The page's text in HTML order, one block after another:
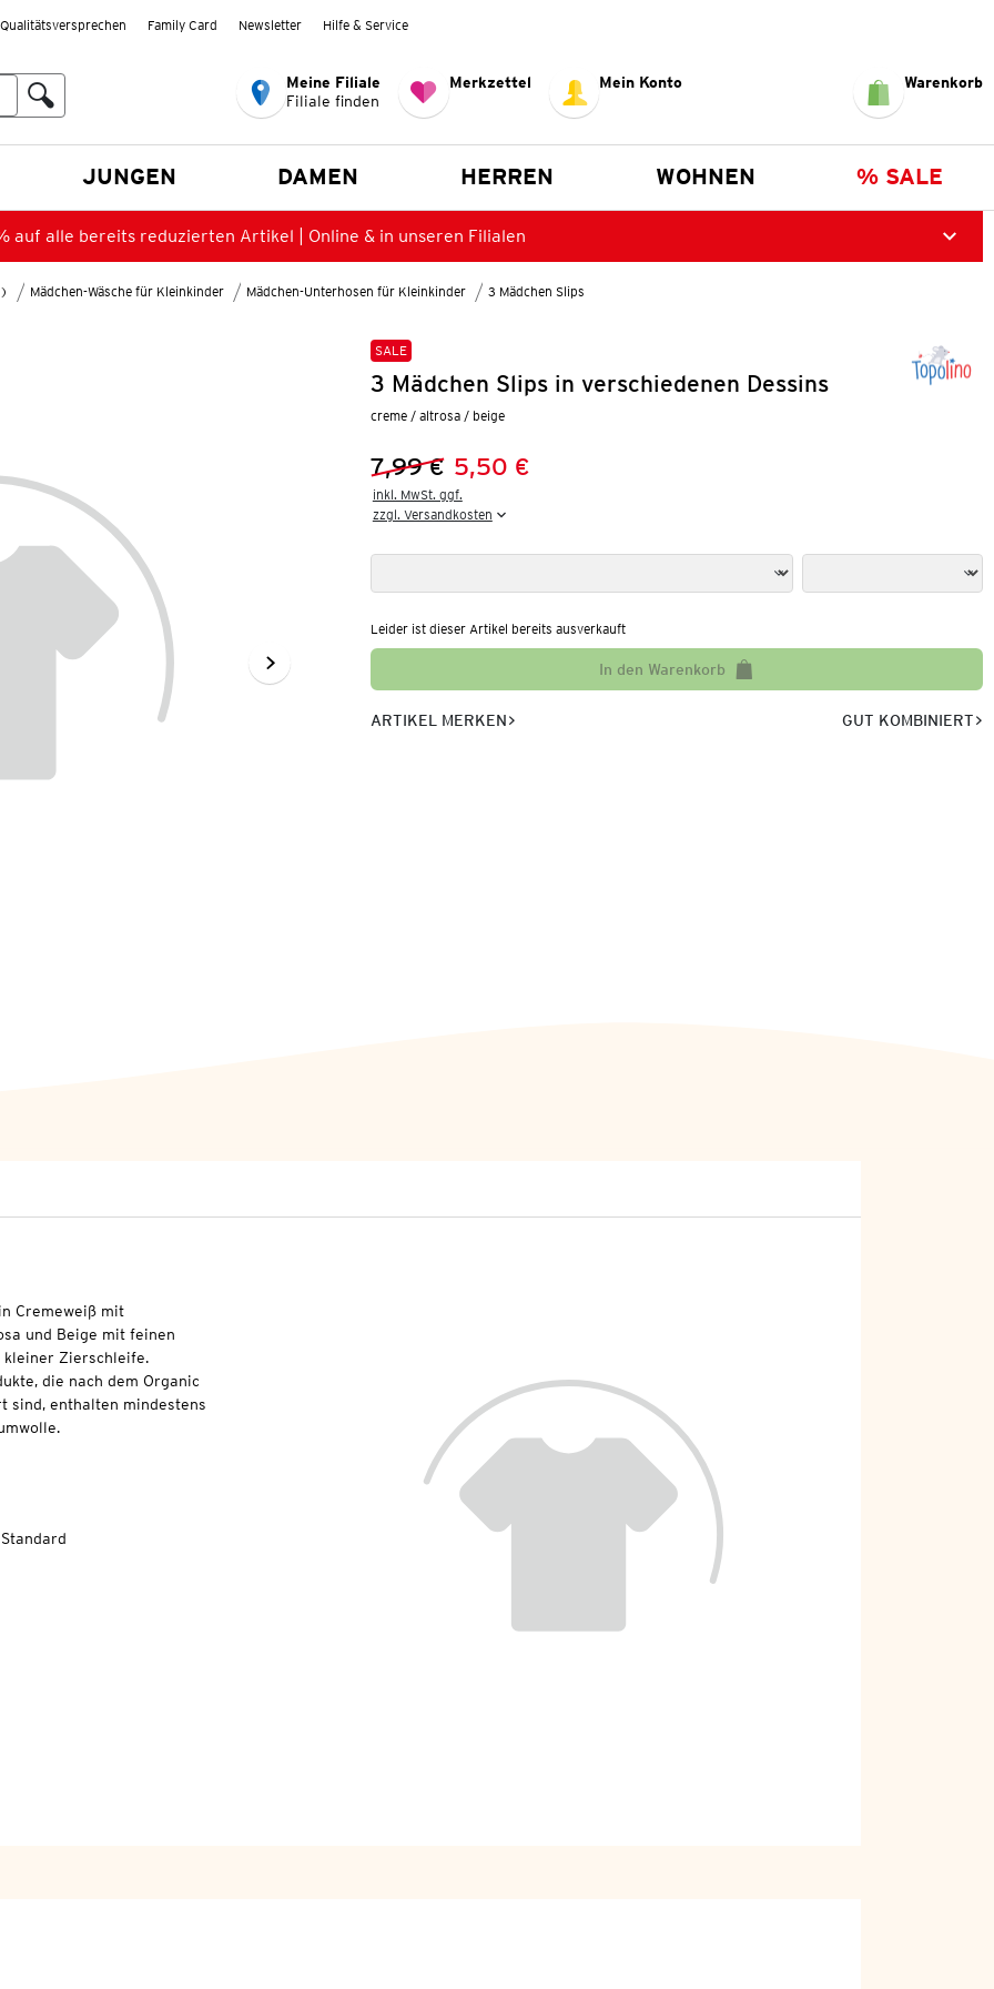
Qualitätsversprechen Family Card Newsletter Hilfe & Service
Meine Filiale
Filiale finden
Merkzettel Mein Konto Warenkorb
JUNGEN DAMEN HERREN WOHNEN % SALE
auf alle bereits reduzierten Artikel | Online & in unseren Filialen
Mädchen-Wäsche für Kleinkinder Mädchen-Unterhosen für Kleinkinder 3 Mädchen Slips
SALE
3 Mädchen Slips in verschiedenen Dessins
creme / altrosa / beige
Vorheriger Preis:
7,99 €
Neuer Preis:
5,50 €
inkl. MwSt. ggf.
zzgl. Versandkosten
Leider ist dieser Artikel bereits ausverkauft
In den Warenkorb
ARTIKEL MERKEN GUT KOMBINIERT
Cremeweiß mit
und Beige mit feinen
kleiner Zierschleife.
die nach dem Organic
sind, enthalten mindestens